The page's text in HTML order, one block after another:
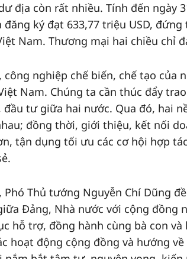
địa còn rất nhiều. Tính đến ngày
ký đạt 633,77 triệu USD,
Nam. Thương mại hai chiều chỉ
công nghiệp chế biến, chế tạo của
Nam. Chúng ta cần thúc đẩy
tư giữa hai nước. Qua đó, hai
đồng thời, giới thiệu, kết nối
tận dụng tối ưu các cơ hội hợp
Phó Thủ tướng Nguyễn Chí Dũng
Đảng, Nhà nước với cộng đồng
hỗ trợ, đồng hành cùng bà con
hoạt động cộng đồng và hướng